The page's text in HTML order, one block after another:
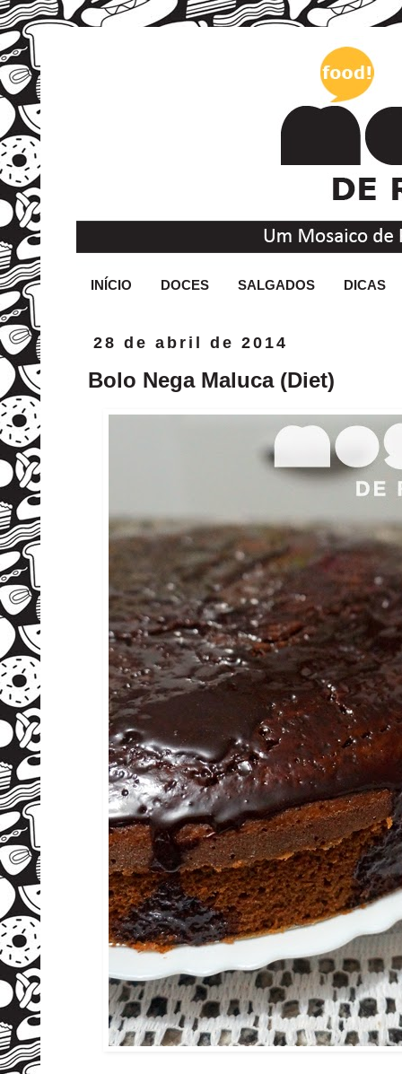
INÍCIO DOCES SALGADOS DICAS
28 de abril de 2014
Bolo Nega Maluca (Diet)